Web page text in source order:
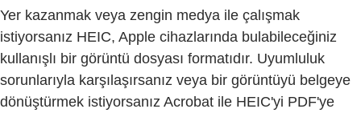
Yer kazanmak veya zengin medya ile çalışmak
istiyorsanız HEIC, Apple cihazlarında bulabileceğiniz
kullanışlı bir görüntü dosyası formatıdır. Uyumluluk
sorunlarıyla karşılaşırsanız veya bir görüntüyü belgeye
dönüştürmek istiyorsanız Acrobat ile HEIC'yi PDF'ye